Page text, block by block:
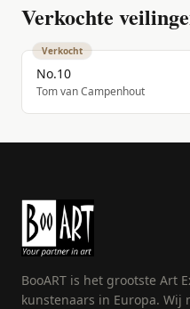
Verkochte
Verkocht
No.10
Tom van Campenhout
BooART is het grootste Art
kunstenaars in Europa. Wij